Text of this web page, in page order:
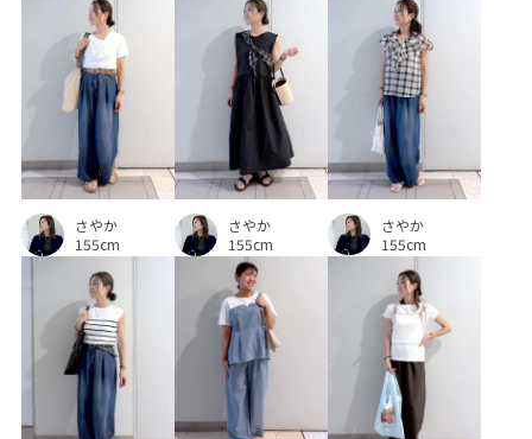
さやか
155cm
さやか
155cm
さやか
155cm